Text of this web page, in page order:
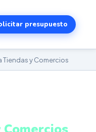
presupuesto
Tiendas y Comercios
EN LEÓN